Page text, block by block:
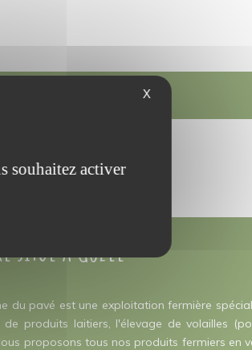
situé à Gozée
du pavé est une exploitation fermière
produits laitiers, l'élevage de volailles
proposons tous nos produits fermiers en
X
souhaitez activer